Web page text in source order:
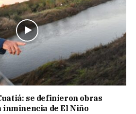
se definieron obras
de El Niño